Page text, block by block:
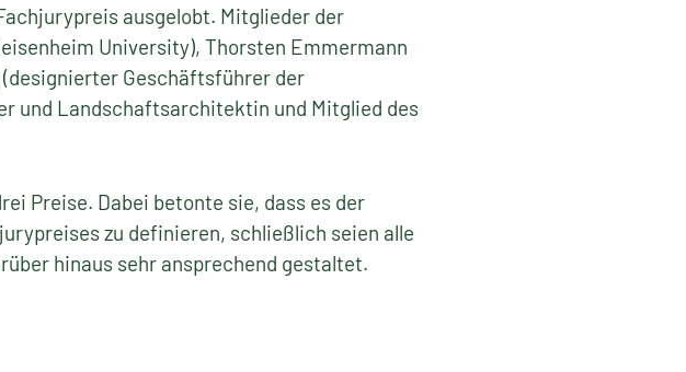
ausgelobt. Mitglieder der
University), Thorsten Emmermann
Geschäftsführer der
und Landschaftsarchitektin und Mitglied des
Preise. Dabei betonte sie, dass es der
zu definieren, schließlich seien alle
hinaus sehr ansprechend gestaltet.